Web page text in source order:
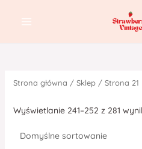
Strona główna / Sklep/ Strona 21
Wyświetlanie 241–252 z 281